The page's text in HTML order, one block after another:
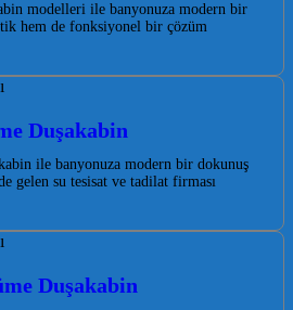
modelleri ile banyonuza modern bir
hem de fonksiyonel bir çözüm
Duşakabin
ile banyonuza modern bir dokunuş
gelen su tesisat ve tadilat firması
Duşakabin